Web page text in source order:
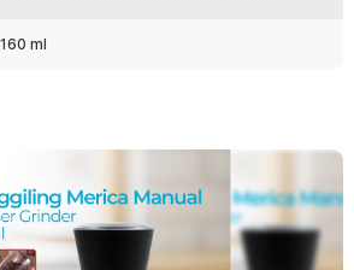
sedang, hingga halus. Anda dapat
sesuai kebutuhan berbagai jenis masakan,
Praktis
untuk penggunaan harian tanpa perlu
ulang. Wadah dapat diisi dengan lada
laut, biji ketumbar, maupun rempah kering
ringkas juga memudahkan penyimpanan di
160 ml